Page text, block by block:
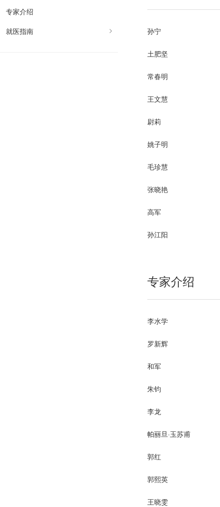
专家介绍
就医指南
孙宁
土肥坚
常春明
王文慧
尉莉
姚子明
毛珍慧
张晓艳
高军
孙江阳
专家介绍
李水学
罗新辉
和军
朱钧
李龙
帕丽旦·玉苏甫
郭红
郭熙英
王晓雯